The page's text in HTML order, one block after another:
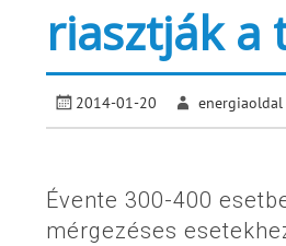
riasztják a
2014-01-20 energiaoldal
Évente 300-400
mérgezéses